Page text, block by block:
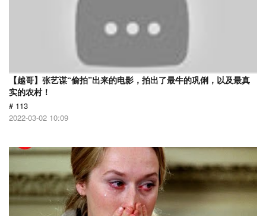
【越哥】张艺谋“偷拍”出来的电影，拍出了最牛的巩俐，以及最真
实的农村！
# 113
2022-03-02 10:09